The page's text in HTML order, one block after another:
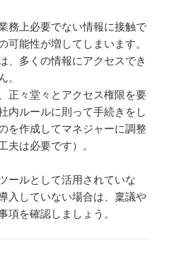
務上必要でない情報に接触で
可能性が増してしまいます。
、多くの情報にアクセスでき
正々堂々とアクセス権限を要
内ルールに則って手続きをし
を作成してマネジャーに調整
夫は必要です）。
ールとして活用されていな
入していない場合は、稟議や
項を確認しましょう。